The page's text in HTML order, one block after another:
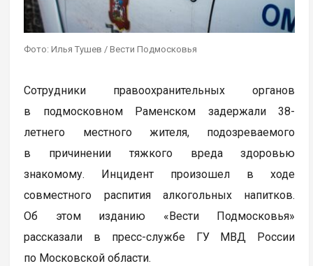
Фото: Илья Тушев / Вести Подмосковья
Сотрудники правоохранительных органов
в подмосковном Раменском задержали 38-
летнего местного жителя, подозреваемого
в причинении тяжкого вреда здоровью
знакомому. Инцидент произошел в ходе
совместного распития алкогольных напитков.
Об этом изданию «Вести Подмосковья»
рассказали в пресс-службе ГУ МВД России
по Московской области.